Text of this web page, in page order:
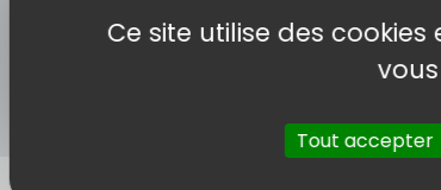
Ce site utilise des
Tout accepter